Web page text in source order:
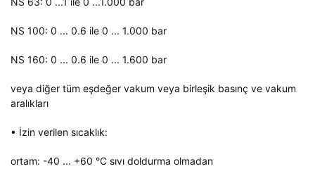
NS 100: 0 ... 0.6 ile 0 ... 1.000 bar
NS 160: 0 ... 0.6 ile 0 ... 1.600 bar
veya diğer tüm eşdeğer vakum veya birleşik basınç ve vakum
aralıkları
• İzin verilen sıcaklık:
ortam: -40 ... +60 °C sıvı doldurma olmadan